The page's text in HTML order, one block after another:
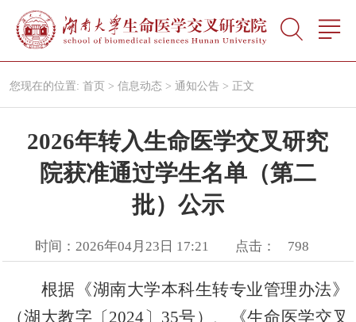
您现在的位置: 首页> 信息动态> 通知公告> 正文
2026年转入生命医学交叉研究
院获准通过学生名单（第二
批）公示
时间：2026年04月23日 17:21 点击： 798
根据《湖南大学本科生转专业管理办法》
（湖大教字〔2024〕35号） 、《生命医学交叉